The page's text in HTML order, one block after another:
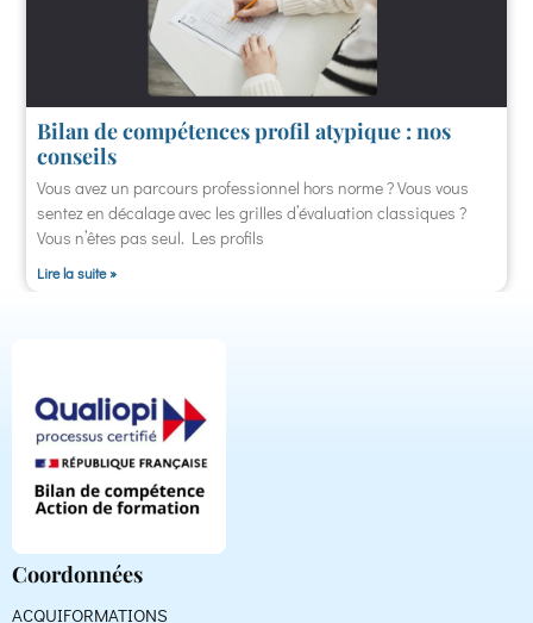
Bilan de compétences profil atypique : nos
conseils
Vous avez un parcours professionnel hors norme ? Vous vous
sentez en décalage avec les grilles d’évaluation classiques ?
Vous n’êtes pas seul. Les profils
Lire la suite »
Coordonnées
ACQUIFORMATIONS